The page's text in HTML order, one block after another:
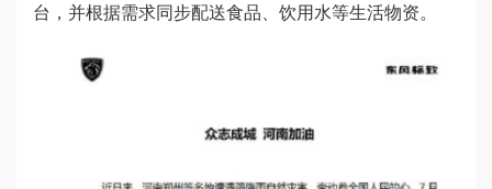
台，并根据需求同步配送食品、饮用水等生活物资。